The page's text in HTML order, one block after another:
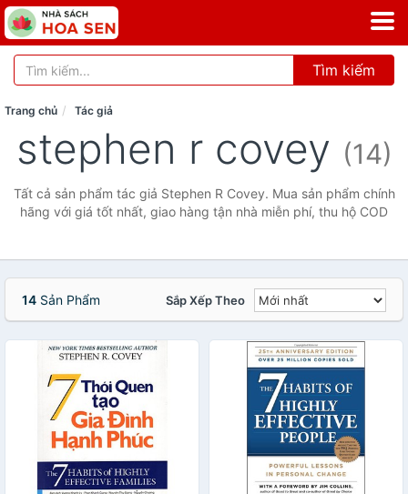
Tìm kiếm
Trang chủ Tác giả
stephen r covey (14)
Tất cả sản phẩm tác giả Stephen R Covey. Mua sản phẩm chính
hãng với giá tốt nhất, giao hàng tận nhà miễn phí, thu hộ COD
14 Sản Phẩm Sắp Xếp Theo